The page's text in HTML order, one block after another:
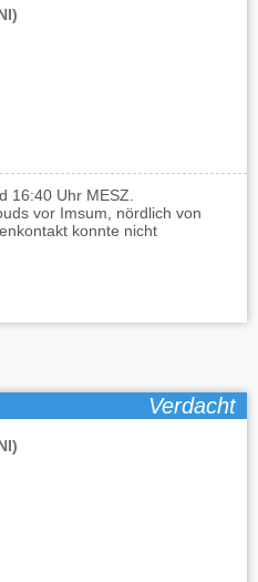
16:40 Uhr MESZ.
vor Imsum, nördlich von
konnte nicht
Verdacht